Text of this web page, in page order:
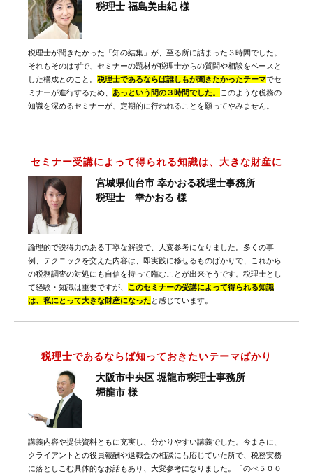
税理士 福島美由紀 様
税理士が聞きたかった「知の結集」が、至る所に詰まった３時間でした。
それもそのはずで、セミナーの題材が税理士からの質問や相談をベースと
した構成とのこと。 税理士であるならば誰しもが聞きたかったテーマでセ
ミナーが進行するため、 あっという間の３時間でした。
このような税務の
知識を深めるセミナーが、定期的に行われることを願ってやみません。
セミナー受講によって得られる知識は、大きな財産に
宮城県仙台市 幸かおる税理士事務所
税理士 幸かおる 様
論理的で説得力のある丁寧な解説で、大変参考になりました。多くの事
例、テクニックを交えた内容は、即実践に移せるものばかりで、これから
の税務調査の対処にも自信を持って臨むことが出来そうです。税理士とし
て経験・知識は重要ですが、 このセミナーの受講によって得られる知識
は、私にとって大きな財産になった と感じています。
税理士であるならば知っておきたいテーマばかり
大阪市中央区 堀龍市税理士事務所
堀龍市 様
講義内容や提供資料ともに充実し、分かりやすい講義でした。今まさに、
クライアントとの役員報酬や退職金の相談にも応じていた所で、税務実務
に落としこむ具体的なお話もあり、大変参考になりました。「のべ５００